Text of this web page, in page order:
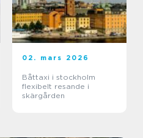
02. mars 2026
Båttaxi i stockholm
flexibelt resande i
skärgården